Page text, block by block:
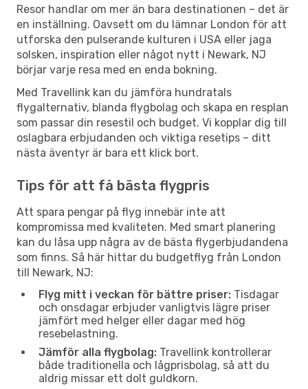
Resor handlar om mer än bara destinationen – det är
en inställning. Oavsett om du lämnar London för att
utforska den pulserande kulturen i USA eller jaga
solsken, inspiration eller något nytt i Newark, NJ
börjar varje resa med en enda bokning.
Med Travellink kan du jämföra hundratals
flygalternativ, blanda flygbolag och skapa en resplan
som passar din resestil och budget. Vi kopplar dig till
oslagbara erbjudanden och viktiga resetips – ditt
nästa äventyr är bara ett klick bort.
Tips för att få bästa flygpris
Att spara pengar på flyg innebär inte att
kompromissa med kvaliteten. Med smart planering
kan du låsa upp några av de bästa flygerbjudandena
som finns. Så här hittar du budgetflyg från London
till Newark, NJ:
Flyg mitt i veckan för bättre priser: Tisdagar
och onsdagar erbjuder vanligtvis lägre priser
jämfört med helger eller dagar med hög
resebelastning.
Jämför alla flygbolag: Travellink kontrollerar
både traditionella och lågprisbolag, så att du
aldrig missar ett dolt guldkorn.